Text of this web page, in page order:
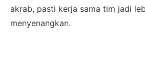
akrab, pasti kerja sama tim jadi
menyenangkan.